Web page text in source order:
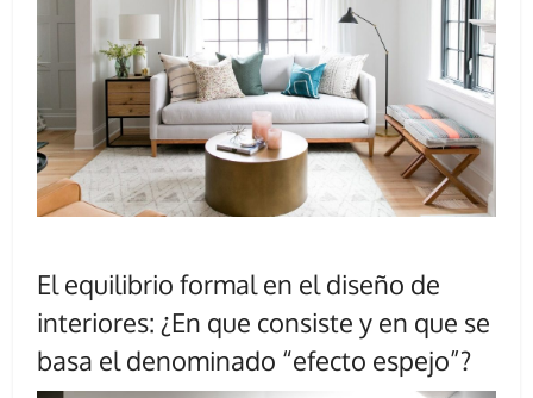
El equilibrio formal en el diseño de
interiores: ¿En que consiste y en que se
basa el denominado “efecto espejo”?